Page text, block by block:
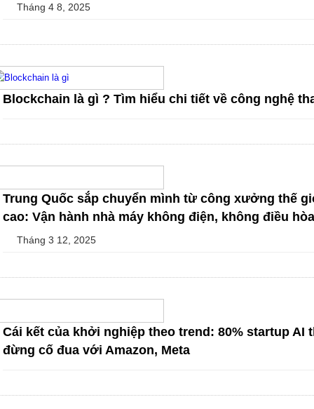
Tháng 4 8, 2025
Blockchain là gì ? Tìm hiểu chi tiết về công nghệ
Trung Quốc sắp chuyển mình từ công xưởng thế
cao: Vận hành nhà máy không điện, không điều
Tháng 3 12, 2025
Cái kết của khởi nghiệp theo trend: 80% startup AI
đừng cố đua với Amazon, Meta